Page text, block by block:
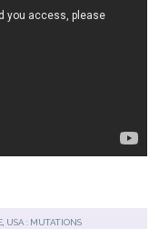
, USA : MUTATIONS